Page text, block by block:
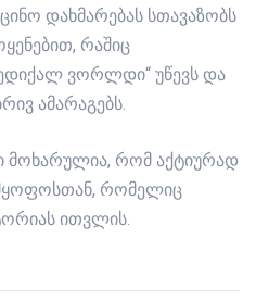
დახმარებას სთავაზობს
რაშიც
ვორლდი“ უწევს და
ამარაგებს.
მოხარულია, რომ აქტიურად
რომელიც
ითვლის.